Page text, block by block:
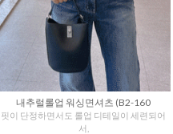
내추럴롤업 워싱면셔츠 (B2-160
핏이 단정하면서도 롤업 디테일이 세련되어
서,